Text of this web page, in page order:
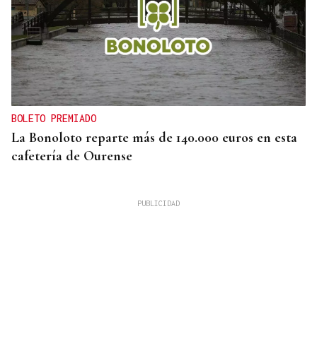
BOLETO PREMIADO
La Bonoloto reparte más de 140.000 euros en esta
cafetería de Ourense